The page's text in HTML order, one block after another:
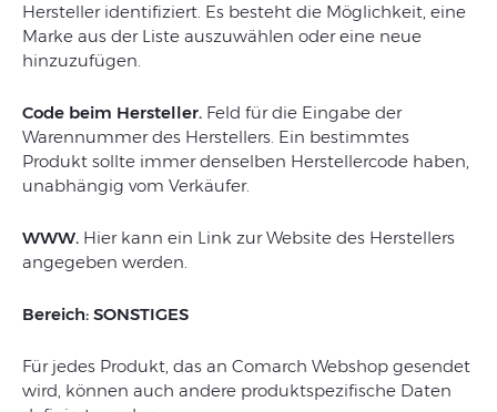
Hersteller identifiziert. Es besteht die Möglichkeit, eine
Marke aus der Liste auszuwählen oder eine neue
hinzuzufügen.
Code beim Hersteller. Feld für die Eingabe der
Warennummer des Herstellers. Ein bestimmtes
Produkt sollte immer denselben Herstellercode haben,
unabhängig vom Verkäufer.
WWW. Hier kann ein Link zur Website des Herstellers
angegeben werden.
Bereich: SONSTIGES
Für jedes Produkt, das an Comarch Webshop gesendet
wird, können auch andere produktspezifische Daten